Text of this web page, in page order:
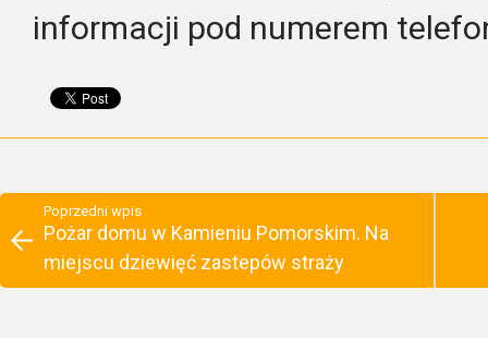
informacji pod numerem
Poprzedni wpis
Pożar domu w Kamieniu Pomorskim. Na
miejscu dziewięć zastepów straży